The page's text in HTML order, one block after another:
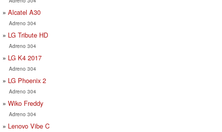
Alcatel A30
Adreno 304
LG Tribute HD
Adreno 304
LG K4 2017
Adreno 304
LG Phoenix 2
Adreno 304
Wiko Freddy
Adreno 304
Lenovo Vibe C